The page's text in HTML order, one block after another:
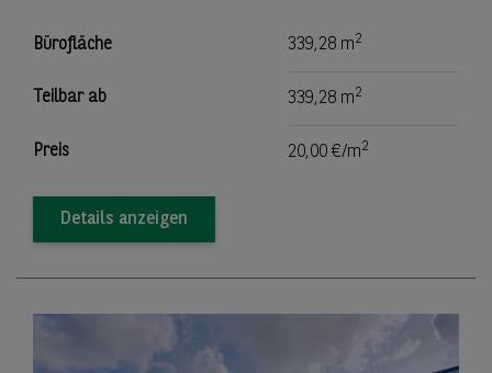
Bürofläche 339,28 m2
Teilbar ab 339,28 m2
Preis 20,00 €/m2
Details anzeigen